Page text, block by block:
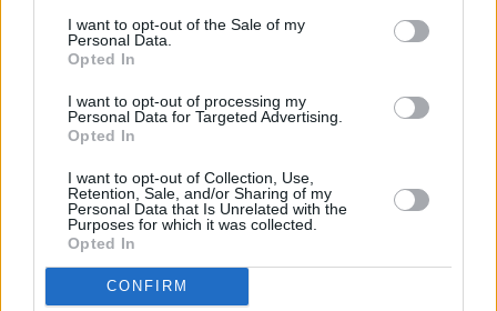
I want to opt-out of the Sale of my
Personal Data.
Opted In
I want to opt-out of processing my
Personal Data for Targeted Advertising.
Opted In
I want to opt-out of Collection, Use,
Retention, Sale, and/or Sharing of my
Personal Data that Is Unrelated with the
Purposes for which it was collected.
Opted In
CONFIRM
Συνεντεύξεις 18/11/2025
Δήμητρα Δερζέκου: «Λέω τη δική μου
αλήθεια»
Συνεντεύξεις 18/11/2025
Τζεφ Μοντάνα: «Κανένας δεν μπορεί
να σου πει ποιος είσαι»